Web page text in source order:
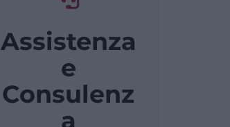
Assistenza
e
Consulenz
a